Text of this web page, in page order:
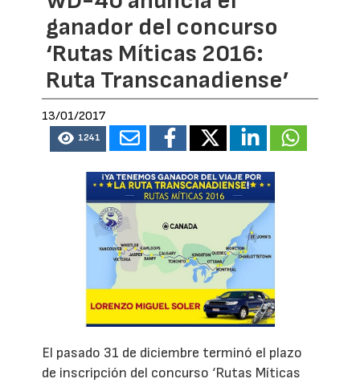
ganador del concurso
‘Rutas Míticas 2016:
Ruta Transcanadiense’
13/01/2017
1241
El pasado 31 de diciembre terminó el plazo
de inscripción del concurso ‘Rutas Míticas